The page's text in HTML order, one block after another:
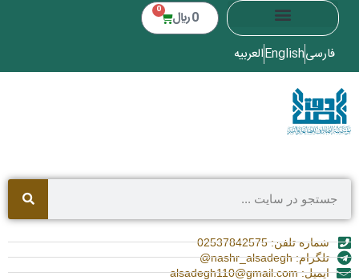
0 ﷼ 0
فارسیEnglishالعربیه
شماره تلفن: 02537842575
تلگرام: nashr_alsadegh@
ایمیل: alsadegh110@gmail.com